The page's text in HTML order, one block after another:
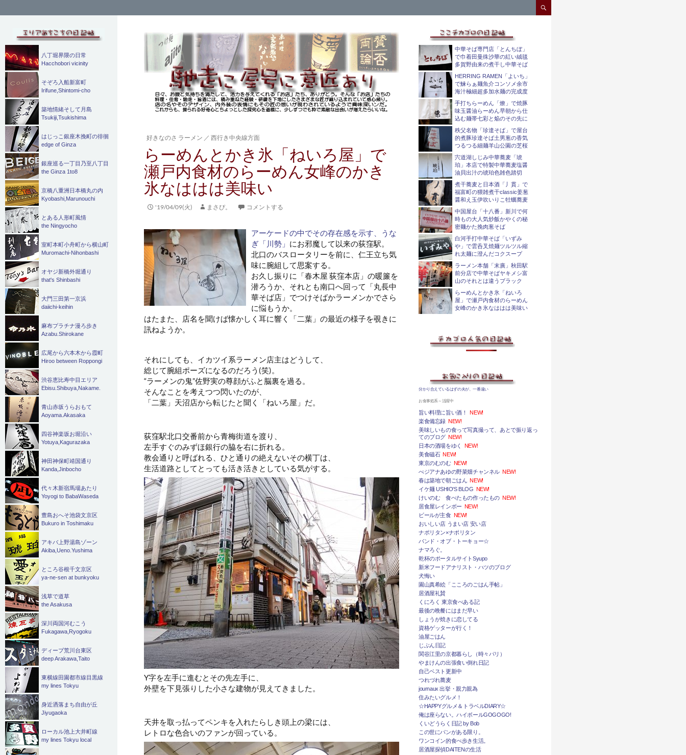
索
好きなのさ ラーメン ／西行き中央線方面
らーめんとかき氷「ねいろ屋」で
瀬戸内食材のらーめん女峰のかき
氷なははは美味い
'19/04/09(火) まさぴ。 コメントする
アーケードの中でその存在感を示す、うな
ぎ「川勢」 にお邪魔して以来の荻窪駅。
北口のバスロータリーを前に、仁王立ち気
味に腕組して思案する。
お久し振りに「春木屋 荻窪本店」の暖簾を
潜ろうか、それとも南口へ回って「丸長中
華そば店」でつけそばかラーメンかでさら
に悩もうか。
はたまた、店名を聞けば懐かしく耳に響く「二葉」の最近の様子を覗きに
訊ねようか。
それにしても、イカツイ系ラーメン店主はどうして、
総じて腕組ポーズになるのだろう(笑)。
“ラーメンの鬼”佐野実の尊顔がふと脳裏を過る。
そんなことを考えつつ閃いたのが、
「二葉」天沼店から転じたと聞く「ねいろ屋」だ。
荻窪駅北口交番前から青梅街道を渡り、
左手すぐのみずほ銀行の脇を右に折れる。
教会通りと呼ばれる、ひと通りの絶えないその横丁は、
生活道路としてとっても活き活きとしている気がする。
Y字を左手に進むとその先左手に、
外壁を下見張りした小さな建物が見えてきました。
天井を取っ払ってペンキを入れたらしき頭上の梁には、
レトロな色合いのファンが回っている。
中華そば専門店「とんちぼ」
で巾着田曼殊沙華の紅い絨毯
多賀野由来の煮干し中華そば
HERRING RAMEN「よいち」
で鰊らぁ麺魚介コンソメ余市
海汁極細超多加水麺の完成度
手打ちらーめん「燎」で焼豚
味玉醤油らーめん早朝から仕
込む麺帯七彩と焔のその先に
秩父名物「珍達そば」で屋台
的煮豚珍達そば土男葱の香気
つるつる細麺羊山公園の芝桜
宍道湖しじみ中華蕎麦「琥
珀」本店で特製中華蕎麦塩醤
油貝出汁の琥珀色雑色踏切
煮干蕎麦と日本酒「丿貫」で
福富町の猥雑煮干classic姜葱
醤和え玉伊吹いりこ牡蠣蕎麦
中国屋台「十八番」新川で何
時もの大人気炒飯かやくの秘
密麺かた挽肉葱そば
白河手打中華そば「いずみ
や」で雲呑叉焼麺ツルツル縮
れ太麺に澄んだコクスープ
ラーメン本舗「末廣」秋田駅
前分店で中華そばヤキメシ富
山のそれとは違うブラック
らーめんとかき氷「ねいろ
屋」で瀬戸内食材のらーめん
女峰のかき氷なははは美味い
分かり合えているはずの夫が、一番遠い
お食事処系～活躍中
旨い料理に旨い酒！
NEW!
楽食備忘録 NEW!
美味しいもの食って写真撮って、あとで振り返っ
てのブログ NEW!
日本の酒場をゆく
NEW!
美食磁石 NEW!
東京のむのむ NEW!
べジアナあゆの野菜畑チャンネル NEW!
春は築地で朝ごはん NEW!
イケ麺 USHIO'S BLOG NEW!
けいのむ 食べたもの作ったもの NEW!
居食屋レインボー NEW!
ビールが主食 NEW!
おいしい店 うまい店 安い店
ナポリタン×ナポリタン
バンド・オブ・トーキョー☆
ナマろぐ。
乾杯のポータルサイトSyupo
新米フードアナリスト・ハツのブログ
犬悔い
園山真希絵「こころのごはん手帖」
居酒屋礼賛
くにろく 東京食べある記
最後の晩餐にはまだ早い
しょうが焼きに恋してる
資格ゲッターが行く！
油屋ごはん
じぶん日記
関谷江里の京都暮らし（時々パリ）
やまけんの出張食い倒れ日記
自己ベスト更新中
つれづれ蕎麦
journaux 出挙・親力親為
住みたいグルメ！
☆HAPPYグルメ＆トラベルDIARY☆
俺は座らない。ハイボールGOGOGO!
くいどうらく日記 by Bob
この世にパンがある限り。
ワンコイン的食べ歩き生活。
居酒屋探偵DAITENの生活
八丁堀界隈の日常
Hacchobori vicinity
そぞろ入船新富町
Irifune,Shintomi-cho
築地情緒そして月島
Tsukiji,Tsukishima
はじっこ銀座木挽町の徘徊
edge of Ginza
銀座巡る一丁目乃至八丁目
the Ginza 1to8
京橋八重洲日本橋丸の内
Kyobashi,Marunouchi
とある人形町風情
the Ningyocho
室町本町小舟町から横山町
Muromachi-Nihonbashi
オヤジ新橋外堀通り
that's Shinbashi
大門三田第一京浜
daiichi-keihin
麻布プラチナ漫ろ歩き
Azabu.Shirokane
広尾から六本木から霞町
Hiroo between Roppongi
渋谷恵比寿中目エリア
Ebisu.Shibuya,Nakame.
青山赤坂うらおもて
Aoyama.Akasaka
四谷神楽坂お堀沿い
Yotuya,Kagurazaka
神田神保町靖国通り
Kanda,Jinbocho
代々木新宿馬場あたり
Yoyogi to BabaWaseda
豊島おへそ池袋文京区
Bukuro in Toshimaku
アキバ上野湯島ゾーン
Akiba,Ueno.Yushima
ところ谷根千文京区
ya-ne-sen at bunkyoku
浅草で道草
the Asakusa
深川両国河むこう
Fukagawa,Ryogoku
ディープ荒川台東区
deep Arakawa,Taito
東横線田園都市線目黒線
my lines Tokyu
身近洒落まち自由が丘
Jiyugaoka
ローカル池上大井町線
my lines Tokyu local